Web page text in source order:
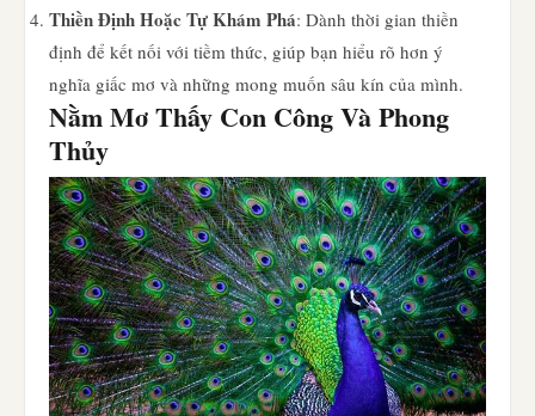
Thiền Định Hoặc Tự Khám Phá: Dành thời gian thiền
định để kết nối với tiềm thức, giúp bạn hiểu rõ hơn ý
nghĩa giấc mơ và những mong muốn sâu kín của mình.
Nằm Mơ Thấy Con Công Và Phong
Thủy